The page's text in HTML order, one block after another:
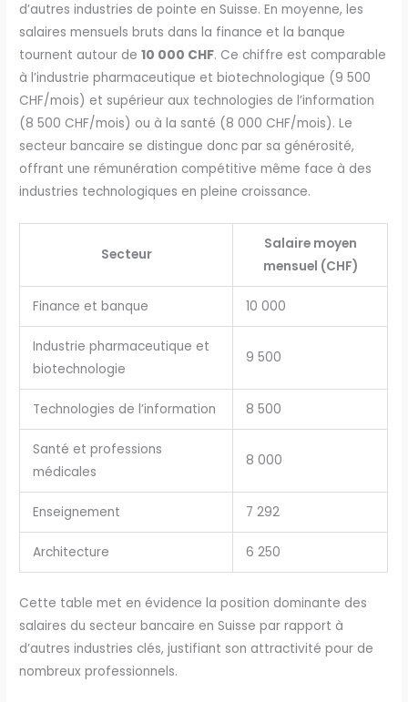
d’autres industries de pointe en Suisse. En moyenne, les
salaires mensuels bruts dans la finance et la banque
tournent autour de10 000 CHF. Ce chiffre est comparable
à l’industrie pharmaceutique et biotechnologique (9 500
CHF/mois) et supérieur aux technologies de l’information
(8 500 CHF/mois) ou à la santé (8 000 CHF/mois). Le
secteur bancaire se distingue donc par sa générosité,
offrant une rémunération compétitive même face à des
industries technologiques en pleine croissance.
Secteur
Salaire moyen
mensuel (CHF)
Finance et banque 10 000
Industrie pharmaceutique et
biotechnologie
9 500
Technologies de l’information 8 500
Santé et professions
médicales
8 000
Enseignement 7 292
Architecture 6 250
Cette table met en évidence la position dominante des
salaires du secteur bancaire en Suisse par rapport à
d’autres industries clés, justifiant son attractivité pour de
nombreux professionnels.